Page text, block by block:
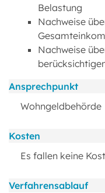
Belastung
Nachweise
Nachweise
Ansprechpunkt
Wohngeldbehörde
Kosten
Es fallen keine
Verfahrensablauf